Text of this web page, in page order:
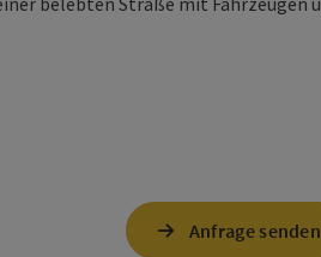
Anfrage senden